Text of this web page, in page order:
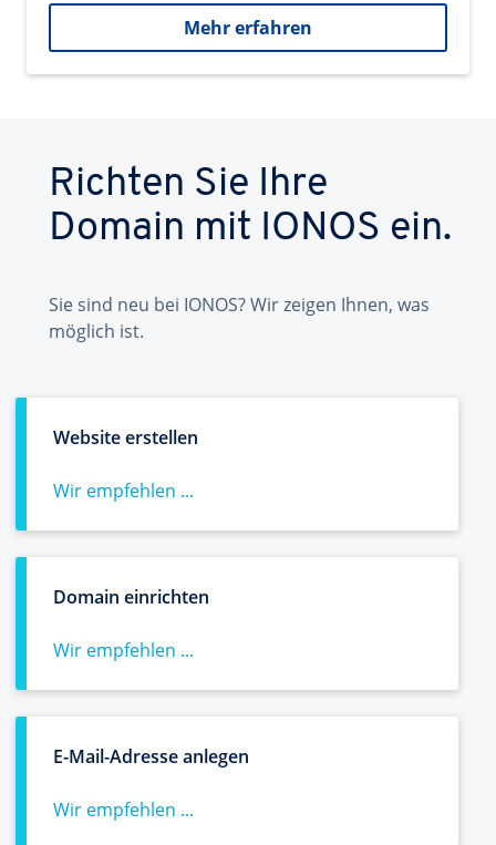
Mehr erfahren
Richten Sie Ihre
Domain mit IONOS ein.
Sie sind neu bei IONOS? Wir zeigen Ihnen, was
möglich ist.
Website erstellen
Wir empfehlen ...
Domain einrichten
Wir empfehlen ...
E-Mail-Adresse anlegen
Wir empfehlen ...